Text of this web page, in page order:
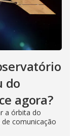
do
agora?
a órbita do
comunicação